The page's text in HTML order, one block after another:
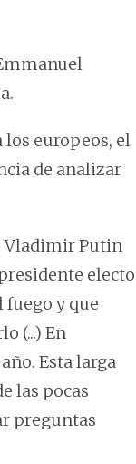
europeos, el
de analizar
Vladimir Putin
electo
y que
(...) En
Esta larga
las pocas
preguntas